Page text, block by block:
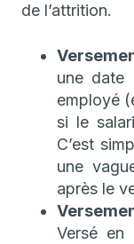
de l’attrition.
une date
employé
si le
C’est
une
après le
Versé en